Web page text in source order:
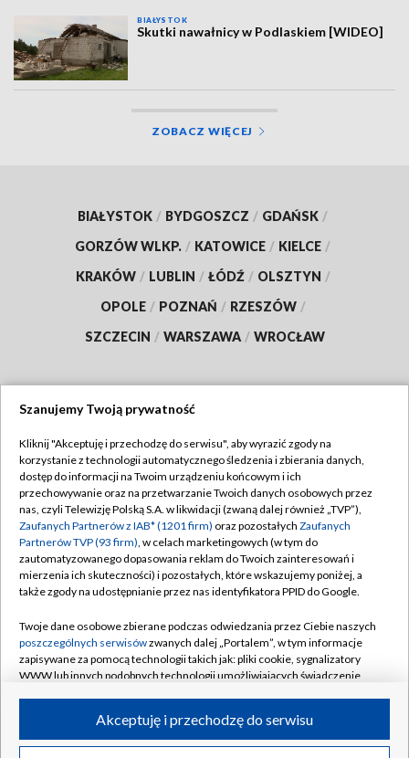
BIAŁYSTOK
Skutki nawałnicy w Podlaskiem [WIDEO]
ZOBACZ WIĘCEJ
BIAŁYSTOK / BYDGOSZCZ / GDAŃSK /
GORZÓW WLKP. / KATOWICE / KIELCE /
KRAKÓW / LUBLIN / ŁÓDŹ / OLSZTYN /
OPOLE / POZNAŃ / RZESZÓW /
SZCZECIN / WARSZAWA / WROCŁAW
TVP
Abonament TVP
Emisja w TVP
Centrum informacji TVP
Naziemna Telewizja Cyfrowa
Rada Programowa
System NOS
Informacje o nadawcy
Program dla prasy
Regulamin TVP
Polityka prywatności
Moje zgody
Pomoc
Kontakt
Kanały
©2026 Telewizja Polska S.A. w likwidacji
Szanujemy Twoją prywatność
Kliknij "Akceptuję i przechodzę do serwisu", aby wyrazić zgody na
korzystanie z technologii automatycznego śledzenia i zbierania danych,
dostęp do informacji na Twoim urządzeniu końcowym i ich
przechowywanie oraz na przetwarzanie Twoich danych osobowych przez
nas, czyli Telewizję Polską S.A. w likwidacji (zwaną dalej również „TVP”),
Zaufanych Partnerów z IAB* (1201 firm) oraz pozostałych Zaufanych
Partnerów TVP (93 firm), w celach marketingowych (w tym do
zautomatyzowanego dopasowania reklam do Twoich zainteresowań i
mierzenia ich skuteczności) i pozostałych, które wskazujemy poniżej, a
także zgody na udostępnianie przez nas identyfikatora PPID do Google.
Twoje dane osobowe zbierane podczas odwiedzania przez Ciebie naszych
poszczególnych serwisówzwanych dalej „Portalem”, w tym informacje
zapisywane za pomocą technologii takich jak: pliki cookie, sygnalizatory
WWW lub innych podobnych technologii umożliwiających świadczenie
ruchu w Internecie.Akceptuję i przechodzę do serwisu